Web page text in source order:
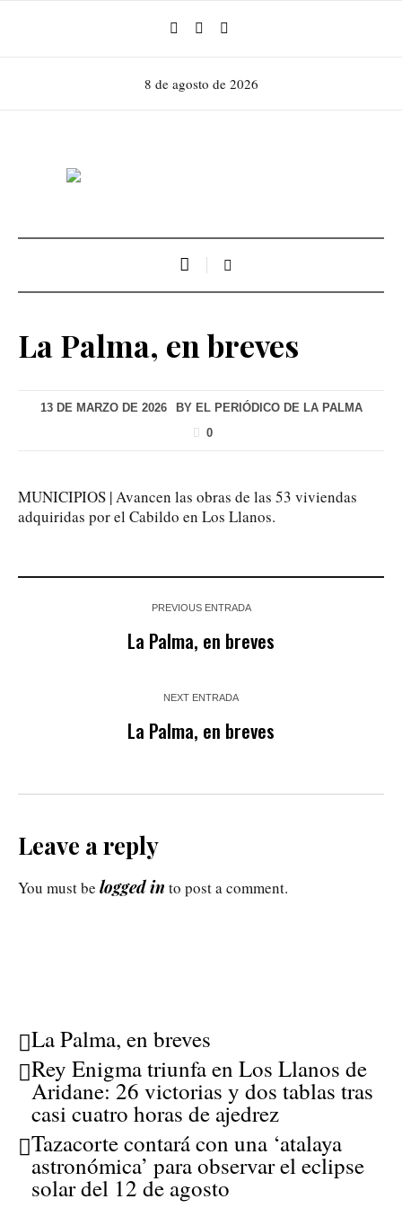
8 de agosto de 2026
La Palma, en breves
13 DE MARZO DE 2026 BY EL PERIÓDICO DE LA PALMA
0
MUNICIPIOS | Avancen las obras de las 53 viviendas
adquiridas por el Cabildo en Los Llanos.
PREVIOUS ENTRADA
La Palma, en breves
NEXT ENTRADA
La Palma, en breves
Leave a reply
You must be logged in to post a comment.
La Palma, en breves
Rey Enigma triunfa en Los Llanos de
Aridane: 26 victorias y dos tablas tras
casi cuatro horas de ajedrez
Tazacorte contará con una ‘atalaya
astronómica’ para observar el eclipse
solar del 12 de agosto